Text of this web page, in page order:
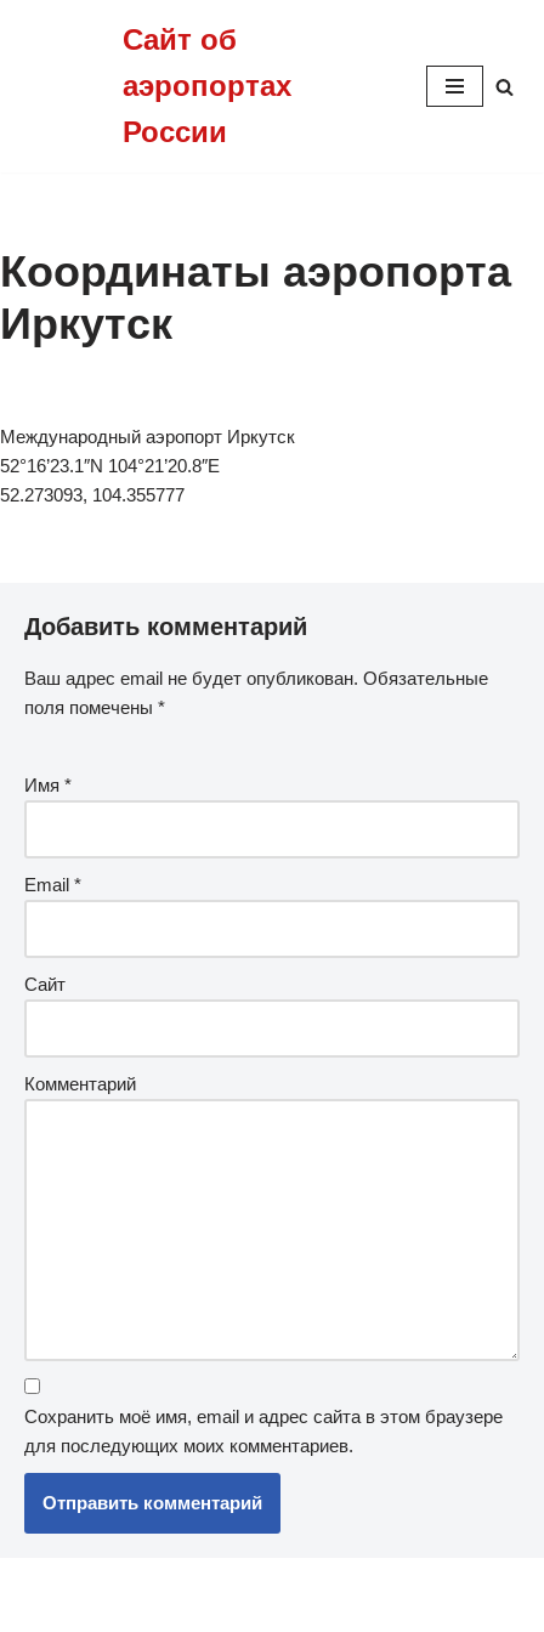
содержимому
Сайт об
аэропортах
России
Координаты аэропорта
Иркутск
Международный аэропорт Иркутск
52°16’23.1″N 104°21’20.8″E
52.273093, 104.355777
Добавить комментарий
Ваш адрес email не будет опубликован. Обязательные
поля помечены *
Имя *
Email *
Сайт
Комментарий
Сохранить моё имя, email и адрес сайта в этом браузере
для последующих моих комментариев.